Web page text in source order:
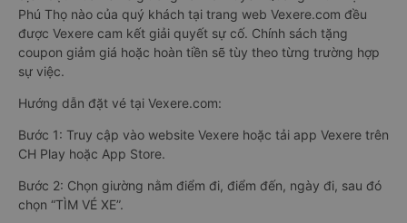
Phú Thọ nào của quý khách tại trang web Vexere.com đều
được Vexere cam kết giải quyết sự cố. Chính sách tặng
coupon giảm giá hoặc hoàn tiền sẽ tùy theo từng trường hợp
sự việc.
Hướng dẫn đặt vé tại Vexere.com:
Bước 1: Truy cập vào website Vexere hoặc tải app Vexere trên
CH Play hoặc App Store.
Bước 2: Chọn giường nằm điểm đi, điểm đến, ngày đi, sau đó
chọn “TÌM VÉ XE”.